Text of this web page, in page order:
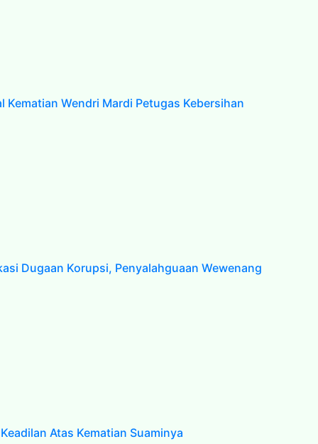
Kematian Wendri Mardi Petugas Kebersihan
Dugaan Korupsi, Penyalahguaan Wewenang
Atas Kematian Suaminya